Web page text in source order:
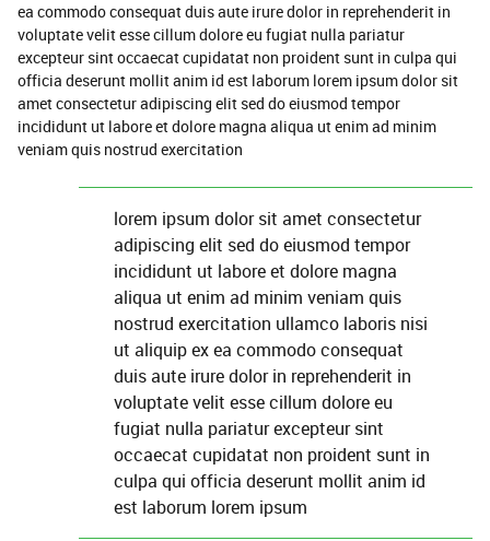
ea commodo consequat duis aute irure dolor in reprehenderit in
voluptate velit esse cillum dolore eu fugiat nulla pariatur
excepteur sint occaecat cupidatat non proident sunt in culpa qui
officia deserunt mollit anim id est laborum lorem ipsum dolor sit
amet consectetur adipiscing elit sed do eiusmod tempor
incididunt ut labore et dolore magna aliqua ut enim ad minim
veniam quis nostrud exercitation
lorem ipsum dolor sit amet consectetur
adipiscing elit sed do eiusmod tempor
incididunt ut labore et dolore magna
aliqua ut enim ad minim veniam quis
nostrud exercitation ullamco laboris nisi
ut aliquip ex ea commodo consequat
duis aute irure dolor in reprehenderit in
voluptate velit esse cillum dolore eu
fugiat nulla pariatur excepteur sint
occaecat cupidatat non proident sunt in
culpa qui officia deserunt mollit anim id
est laborum lorem ipsum